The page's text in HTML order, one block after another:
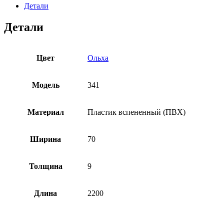
Детали
Детали
Цвет Ольха
Модель 341
Материал Пластик вспененный (ПВХ)
Ширина 70
Толщина 9
Длина 2200